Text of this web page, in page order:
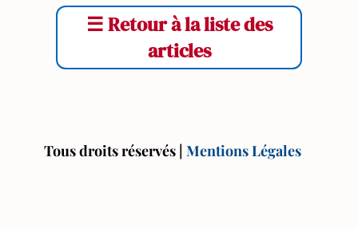
Tous droits réservés | Mentions Légales
☰Retour à la liste des
articles